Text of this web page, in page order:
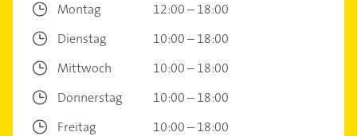
Montag
12:00 – 18:00
Dienstag
10:00 – 18:00
Mittwoch
10:00 – 18:00
Donnerstag
10:00 – 18:00
Freitag
10:00 – 18:00